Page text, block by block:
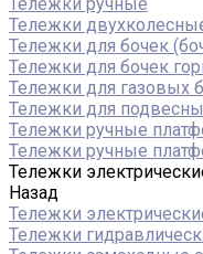
Тележки
Тележки для бочек
Тележки для бочек
Тележки для газовых
Тележки для
Тележки ручные
Тележки ручные
Тележки
Назад
Тележки
Тележки